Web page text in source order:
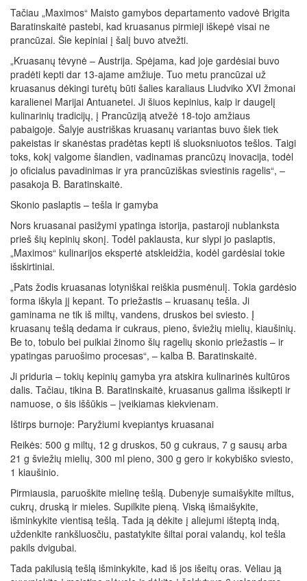
Tačiau „Maximos“ Maisto gamybos departamento vadovė Brigita
Baratinskaitė pastebi, kad kruasanus pirmieji iškepė visai ne
prancūzai. Šie kepiniai į šalį buvo atvežti.
„Kruasanų tėvynė – Austrija. Spėjama, kad joje gardėsiai buvo
pradėti kepti dar 13-ajame amžiuje. Tuo metu prancūzai už
kruasanus dėkingi turėtų būti šalies karaliaus Liudviko XVI žmonai
karalienei Marijai Antuanetei. Ji šiuos kepinius, kaip ir daugelį
kulinarinių tradicijų, į Prancūziją atvežė 18-tojo amžiaus
pabaigoje. Šalyje austriškas kruasanų variantas buvo šiek tiek
pakeistas ir skanėstas pradėtas kepti iš sluoksniuotos tešlos. Taigi
toks, kokį valgome šiandien, vadinamas prancūzų inovacija, todėl
jo oficialus pavadinimas ir yra prancūziškas sviestinis ragelis“, –
pasakoja B. Baratinskaitė.
Skonio paslaptis – tešla ir gamyba
Nors kruasanai pasižymi ypatinga istorija, pastaroji nublanksta
prieš šių kepinių skonį. Todėl paklausta, kur slypi jo paslaptis,
„Maximos“ kulinarijos ekspertė atskleidžia, kodėl gardėsiai tokie
išskirtiniai.
„Pats žodis kruasanas lotyniškai reiškia pusmėnulį. Tokia gardėsio
forma iškyla jį kepant. To priežastis – kruasanų tešla. Ji
gaminama ne tik iš miltų, vandens, druskos bei sviesto. Į
kruasanų tešlą dedama ir cukraus, pieno, šviežių mielių, kiaušinių.
Be to, tobulo bei puikiai žinomo šių ragelių skonio priežastis – ir
ypatingas paruošimo procesas“, – kalba B. Baratinskaitė.
Ji priduria – tokių kepinių gamyba yra atskira kulinarinės kultūros
dalis. Tačiau, tikina B. Baratinskaitė, kruasanus galima išsikepti ir
namuose, o šis iššūkis – įveikiamas kiekvienam.
Ištirps burnoje: Paryžiumi kvepiantys kruasanai
Reikės: 500 g miltų, 12 g druskos, 50 g cukraus, 7 g sausų arba
21 g šviežių mielių, 300 ml pieno, 300 g gero ir kokybiško sviesto,
1 kiaušinio.
Pirmiausia, paruoškite mielinę tešlą. Dubenyje sumaišykite miltus,
cukrų, druską ir mieles. Supilkite pieną. Viską išmaišykite,
išminkykite vientisą tešlą. Tada ją dėkite į aliejumi išteptą indą,
uždenkite rankšluosčiu, pastatykite šiltai porai valandų, kol tešla
pakils dvigubai.
Tada pakilusią tešlą išminkykite, kad iš jos išeitų oras. Vėliau ją